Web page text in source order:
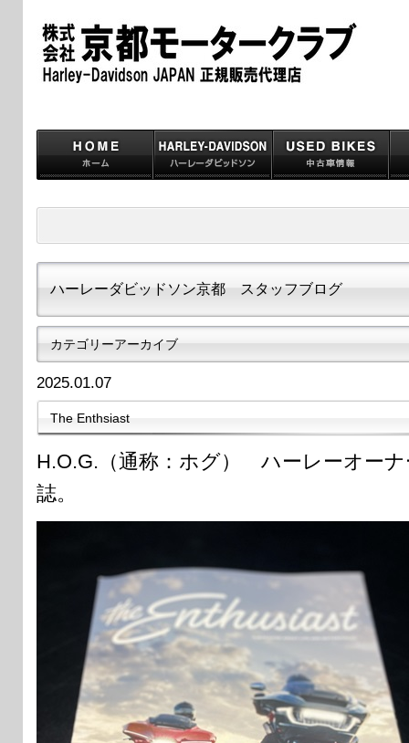
ハーレーダビッドソン京都 スタッフブログ
カテゴリーアーカイブ
2025.01.07
The Enthsiast
H.O.G.（通称：ホグ） ハーレーオー
誌。